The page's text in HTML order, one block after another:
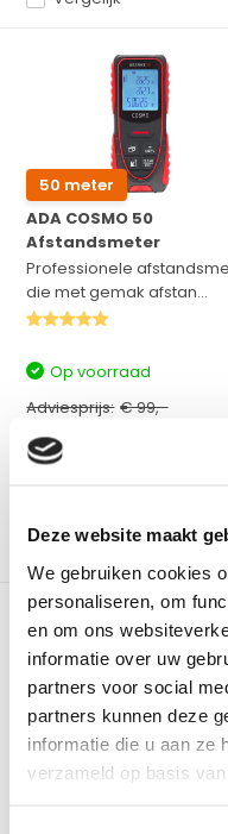
Deze website maakt
We gebruiken cookies
personaliseren, om
en om ons
informatie over uw
partners voor social
partners kunnen deze
informatie die u aan ze
verzameld op basis
50 meter
ADA COSMO 50
Afstandsmeter
Professionele
die met gemak afstan...
Op voorraad
Adviesprijs: € 99,-
€ 65,-
€ 78,65
100 meter
ADA COSMO 100